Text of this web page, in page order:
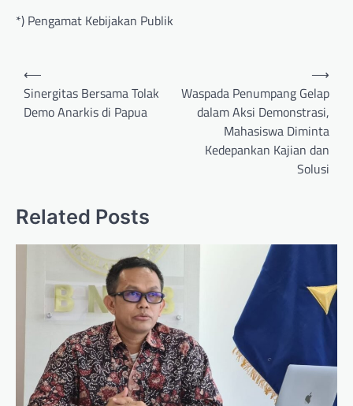
*) Pengamat Kebijakan Publik
Post
navigation
⟵
Sinergitas Bersama Tolak
Demo Anarkis di Papua
Waspada Penumpang Gelap
dalam Aksi Demonstrasi,
Mahasiswa Diminta
Kedepankan Kajian dan
Solusi
⟶
Related Posts